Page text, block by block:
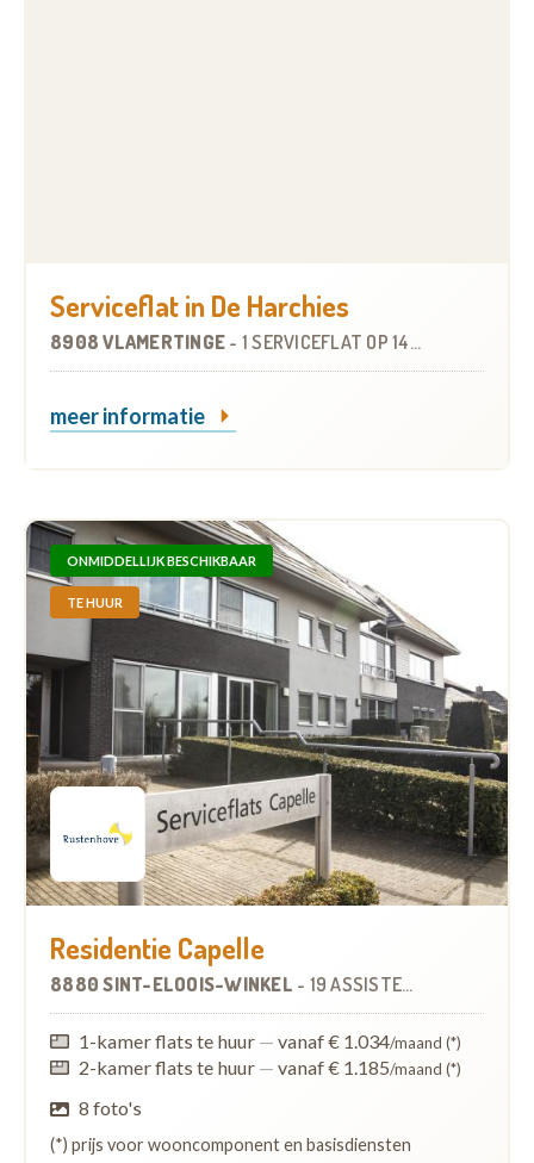
Serviceflat in De Harchies
8908 VLAMERTINGE - 1 SERVICEFLAT OP 14.0 KM
meer informatie
ONMIDDELLIJK BESCHIKBAAR
TE HUUR
Residentie Capelle
8880 SINT-ELOOIS-WINKEL - 19 ASSISTENTIEWONINGEN
1-kamer flats te huur — vanaf € 1.034/maand (*)
2-kamer flats te huur — vanaf € 1.185/maand (*)
8 foto's
(*) prijs voor wooncomponent en basisdiensten